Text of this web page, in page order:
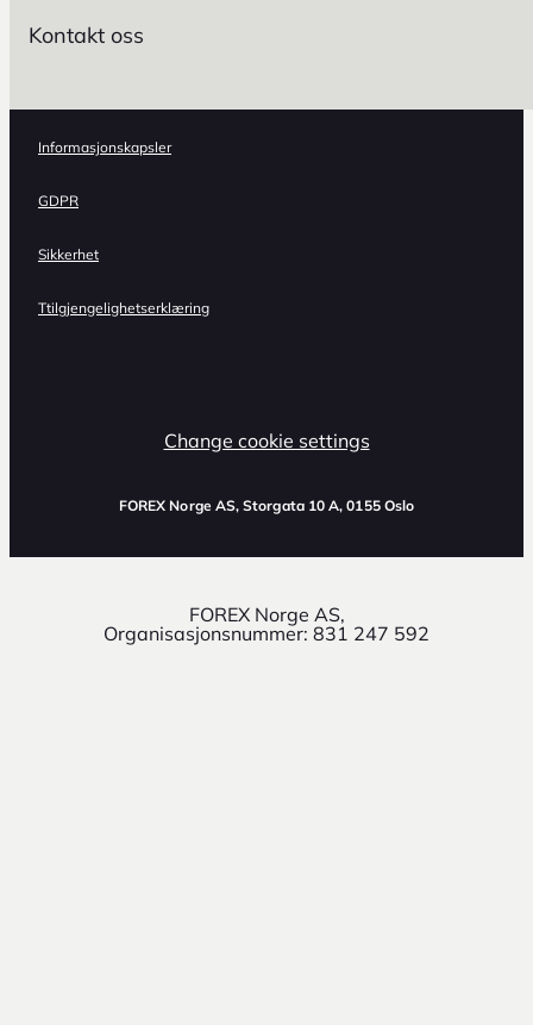
Kontakt oss
Informasjonskapsler
GDPR
Sikkerhet
Ttilgjengelighetserklæring
Change cookie settings
FOREX Norge AS, Storgata 10 A, 0155 Oslo
FOREX Norge AS,
Organisasjonsnummer: 831 247 592